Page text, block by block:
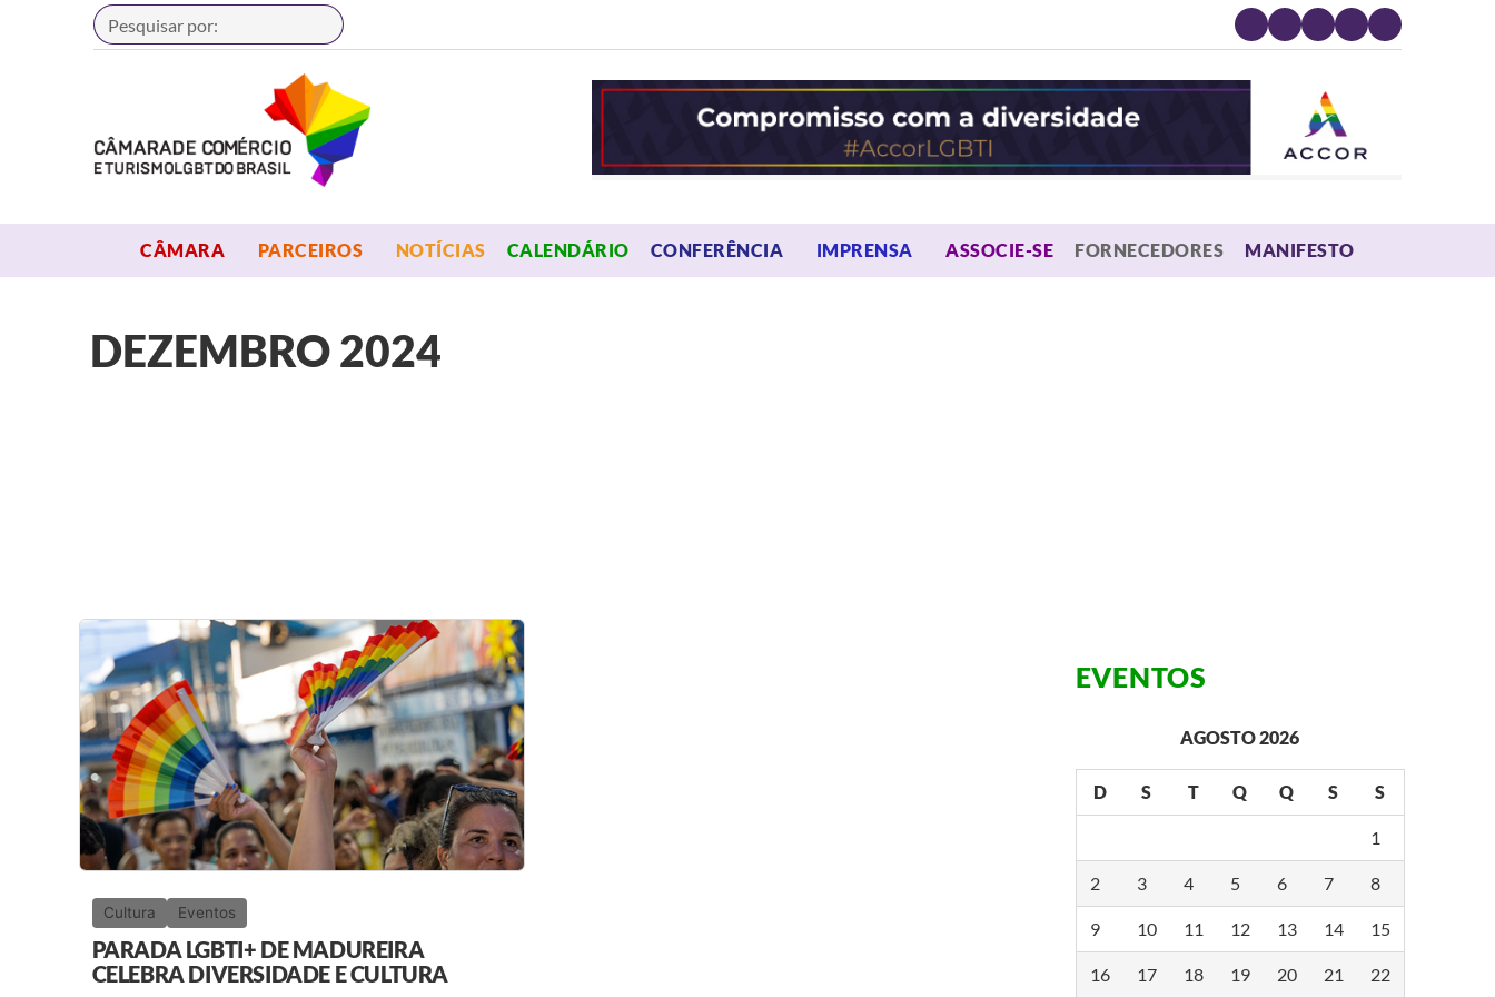
Buscar
CÂMARA OPEN MENU
PARCEIROS OPEN MENU
NOTÍCIAS CALENDÁRIO CONFERÊNCIA OPEN MENU
IMPRENSA OPEN MENU
ASSOCIE-SE FORNECEDORES MANIFESTO
DEZEMBRO 2024
Cultura Eventos
PARADA LGBTI+ DE MADUREIRA
CELEBRA DIVERSIDADE E CULTURA
EVENTOS
AGOSTO 2026
D S T Q Q S S
1
2 3 4 5 6 7 8
9 10 11 12 13 14 15
16 17 18 19 20 21 22